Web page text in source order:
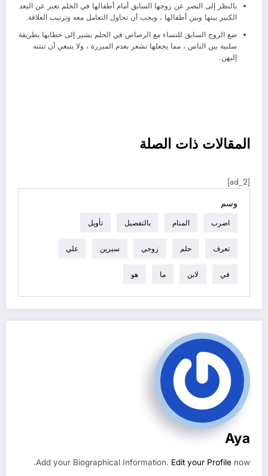
بالنظر إلى البصر عن زوجها السابق أمام أطفالها في الحلم تعبر عن البعد
الكبير بينها وبين أطفالها ، ويجب أن تحاول التعامل معه وترتيب العلاقة.
ضع الزوج السابق للنساء مع الرصاص في الحلم يشير إلى خطابها بطريقة
سلبية بين الناس ، مما يجعلها تشعر بعدم المبررة ، ولا ينبغي أن تنتبه
إليهن.
تصفح
المقالات ذات الصلة
[ad_2]
وسم
اضرب المنام بالتفصيل تأويل
تعرف حلم زوجي سيرين علي
في لابن ما هو
Aya
Add your Biographical Information. Edit your Profile now.